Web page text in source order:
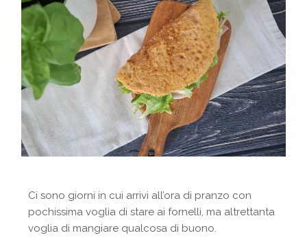
Ci sono giorni in cui arrivi all’ora di pranzo con
pochissima voglia di stare ai fornelli, ma altrettanta
voglia di mangiare qualcosa di buono.